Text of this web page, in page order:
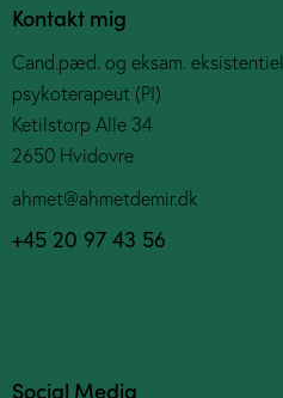
Kontakt mig
Cand.pæd. og eksam. eksistentiel
psykoterapeut (PI)
Ketilstorp Alle 34
2650 Hvidovre
ahmet@ahmetdemir.dk
+45 20 97 43 56
Social Media